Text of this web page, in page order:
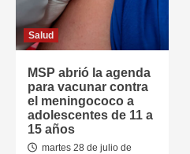
Salud
MSP abrió la agenda
para vacunar contra
el meningococo a
adolescentes de 11 a
15 años
martes 28 de julio de